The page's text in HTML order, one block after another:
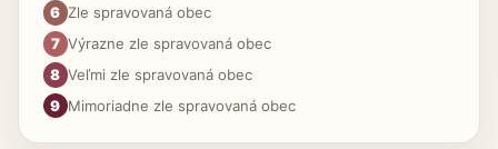
6 Zle spravovaná obec
7 Výrazne zle spravovaná obec
8 Veľmi zle spravovaná obec
9 Mimoriadne zle spravovaná obec